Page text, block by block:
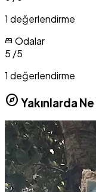
1 değerlendirme
bed Odalar
5 /5
1 değerlendirme
explore Yakınlarda